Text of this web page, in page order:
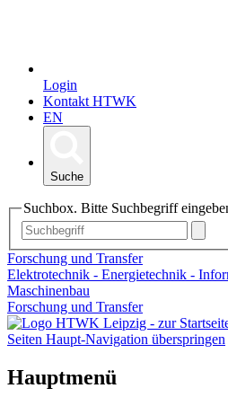
Login
Kontakt HTWK
EN
Suche
Suchbox. Bitte Suchbegriff
Forschung und Transfer
Elektrotechnik - Energietechnik -
Maschinenbau
Forschung und Transfer
Seiten Haupt-Navigation überspringen
Hauptmenü